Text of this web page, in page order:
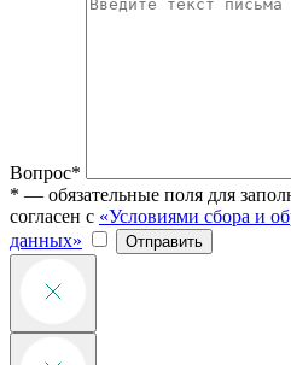
Вопрос*
* — обязательные поля для
согласен с «Условиями сбора и
данных»
Отправить